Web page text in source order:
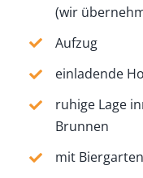
(wir
Aufzug
einladende
ruhige Lage
Brunnen
mit